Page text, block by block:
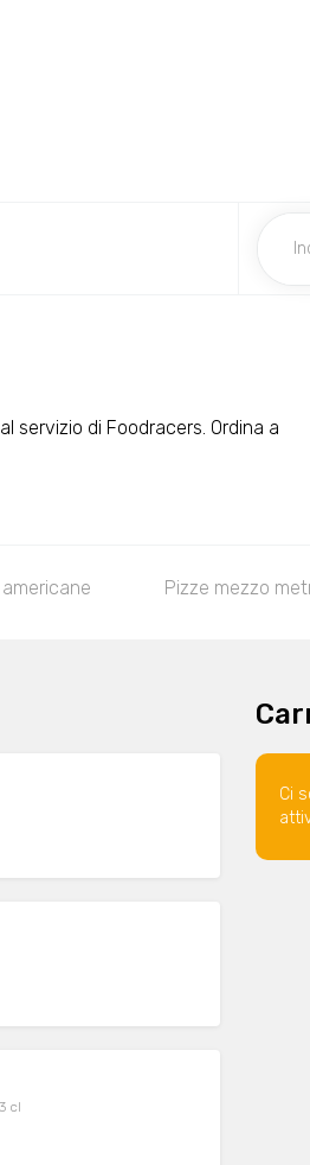
servizio di Foodracers. Ordina a
Pizze mezzo
cl
Ci